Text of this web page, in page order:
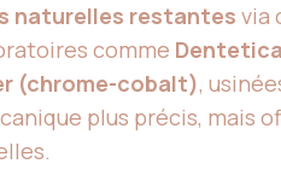
naturelles restantes via
comme
(chrome-cobalt),
plus précis,